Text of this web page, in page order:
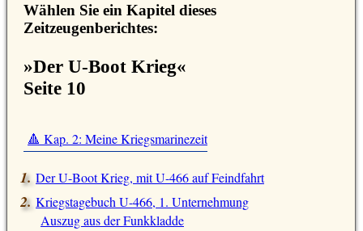
Wählen Sie ein Kapitel dieses
Zeitzeugenberichtes:
»Der U-Boot Krieg«
Seite 10
🔺 Kap. 2: Meine Kriegsmarinezeit
Der U-Boot Krieg, mit U-466 auf Feindfahrt
Kriegstagebuch U-466, 1. Unternehmung
Auszug aus der Funkkladde